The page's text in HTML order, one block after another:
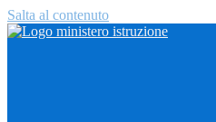
Salta al contenuto